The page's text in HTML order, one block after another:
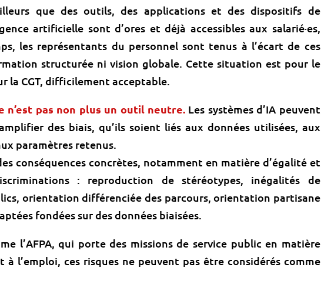
que des outils, des applications et des dispositifs de
artificielle sont d’ores et déjà accessibles aux salarié·es,
les représentants du personnel sont tenus à l’écart de ces
structurée ni vision globale. Cette situation est pour le
la CGT, difficilement acceptable.
n’est pas non plus un outil neutre.Les systèmes d’IA peuvent
des biais, qu’ils soient liés aux données utilisées, aux
paramètres retenus.
conséquences concrètes, notamment en matière d’égalité et
: reproduction de stéréotypes, inégalités de
orientation différenciée des parcours, orientation partisane
fondées sur des données biaisées.
l’AFPA, qui porte des missions de service public en matière
à l’emploi, ces risques ne peuvent pas être considérés comme